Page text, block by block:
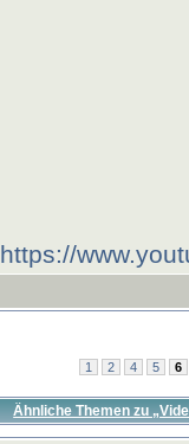
https://
1 2 4 5 6
Ähnliche Themen zu